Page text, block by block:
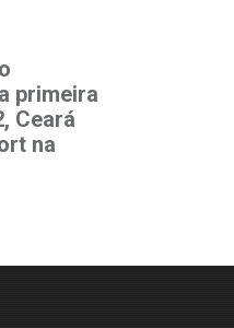
primeira
Ceará
na